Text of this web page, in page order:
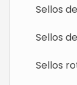
Sellos
Sellos
Sellos